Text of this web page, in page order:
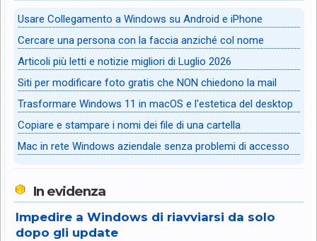
Usare Collegamento a Windows su Android e iPhone
Cercare una persona con la faccia anziché col nome
Articoli più letti e notizie migliori di Luglio 2026
Siti per modificare foto gratis che NON chiedono la mail
Trasformare Windows 11 in macOS e l'estetica del desktop
Copiare e stampare i nomi dei file di una cartella
Mac in rete Windows aziendale senza problemi di accesso
In evidenza
Impedire a Windows di riavviarsi da solo
dopo gli update